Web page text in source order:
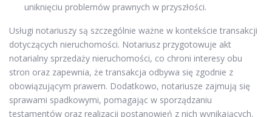
uniknięciu problemów prawnych w przyszłości.
Usługi notariuszy są szczególnie ważne w kontekście transakcji
dotyczących nieruchomości. Notariusz przygotowuje akt
notarialny sprzedaży nieruchomości, co chroni interesy obu
stron oraz zapewnia, że transakcja odbywa się zgodnie z
obowiązującym prawem. Dodatkowo, notariusze zajmują się
sprawami spadkowymi, pomagając w sporządzaniu
testamentów oraz realizacji postanowień z nich wynikających.